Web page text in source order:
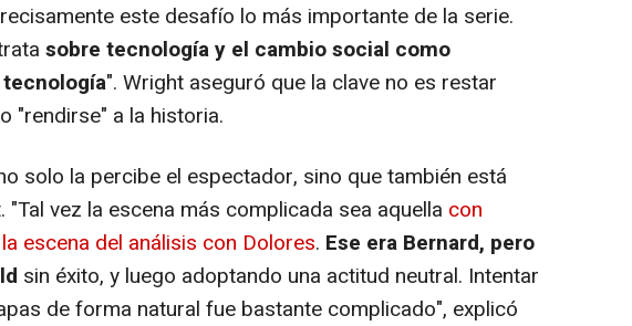
este desafío lo más importante de la serie.
sobre tecnología y el cambio social como
". Wright aseguró que la clave no es restar
"rendirse" a la historia.
solo la percibe el espectador, sino que también está
"Tal vez la escena más complicada sea aquella con
escena del análisis con Dolores. Ese era Bernard, pero
sin éxito, y luego adoptando una actitud neutral. Intentar
de forma natural fue bastante complicado", explicó